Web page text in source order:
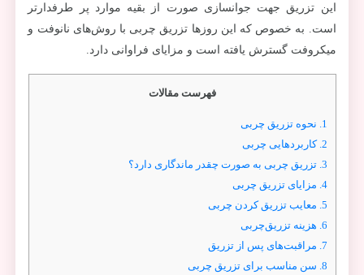
این تزریق جهت جوانسازی صورت از بقیه موارد پر طرفدارتر
است. به خصوص که این روزها تزریق چربی با روش‌های نانوفت و
میکروفت گسترش یافته است و مزایای فراوانی دارد.
فهرست مقالات
1. نحوه تزریق چربی
2. کاربردهایی چربی
3. تزریق چربی به صورت چقدر ماندگاری دارد؟
4. مزایای تزریق چربی
5. معایب تزریق کردن چربی
6. هزینه تزریق‌چربی
7. مراقبت‌های پس از تزریق
8. سن مناسب برای تزریق چربی